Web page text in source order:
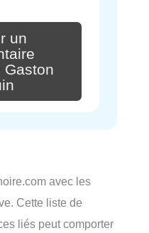
un
Gaston
avec les
Cette liste de
liés peut comporter